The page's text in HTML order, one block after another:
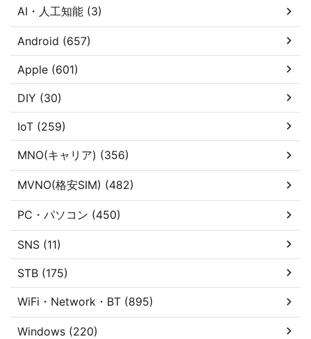
AI・人工知能 (3)
Android (657)
Apple (601)
DIY (30)
IoT (259)
MNO(キャリア) (356)
MVNO(格安SIM) (482)
PC・パソコン (450)
SNS (11)
STB (175)
WiFi・Network・BT (895)
Windows (220)